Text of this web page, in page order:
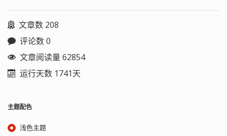
文章数 208
评论数 0
文章阅读量 62854
运行天数 1741天
主题配色
浅色主题